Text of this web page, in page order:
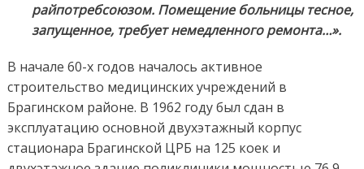
райпотребсоюзом. Помещение больницы тесное,
запущенное, требует немедленного ремонта…».
В начале 60-х годов началось активное
строительство медицинских учреждений в
Брагинском районе. В 1962 году был сдан в
эксплуатацию основной двухэтажный корпус
стационара Брагинской ЦРБ на 125 коек и